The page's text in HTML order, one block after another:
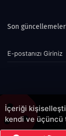
Son
İçeriği
kendi ve üçüncü